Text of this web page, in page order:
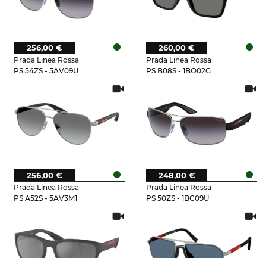
Prada Linea Rossa
PS 54ZS - 5AV09U
256,00 €
Prada Linea Rossa
PS B08S - 1BO02G
260,00 €
Prada Linea Rossa
PS A52S - 5AV3M1
256,00 €
Prada Linea Rossa
PS 50ZS - 1BC09U
248,00 €